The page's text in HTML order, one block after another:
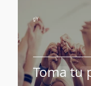
Toma tu
gY